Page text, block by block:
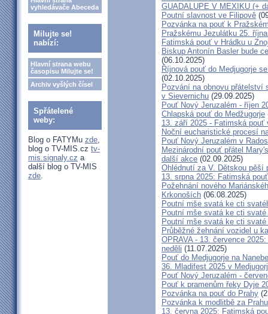
vyhledávače Abeceda
Milujte se!
nabízí:
Hlavní strana webu
časopisu Milujte se!
Archiv vyšlých čísel
Spřátelené
weby:
Blog o FATYMu zde,
blog o TV-MIS.cz tv-
mis.signaly.cz a
další blog o TV-MIS
zde.
GUADALUPE V MEXIKU (+
Poutní slavnost ve Filipově
Pozvánka na pouť k
Pražskému Jezulátku 25.
Fatimská pouť v Hrádku u
Biskup Antonín Basler bude
(06.10.2025)
Říjnová pouť do Medjugorje
(02.10.2025)
Pozvání na obnovu přátelství
v Sievernichu (29.09.2025)
Pouť Nový Jeruzalém - říjen
Chlapská pouť do Medžugorje
13. září 2025 - Fatimská pouť
Noční eucharistické procesí
Pouť Nový Jeruzalém v
Mezinárodní pouť přátel
další akce (02.09.2025)
Ohlédnutí za V. Dětskou pěší
13. srpna 2025: Fatimská
Požehnání nového
Krkonoších (06.08.2025)
Poutní mše svatá ke cti
Poutní mše svatá ke cti
Poutní mše svatá ke cti
Průběžné žehnání vozidel u
OPRAVA - 13. července
neděli (11.07.2025)
Pouť do Medjugorje na
36. Mladifest 2025 v
Pouť Nový Jeruzalém -
Pouť k pramenům řeky Dyje
Pozvánka na pouť do Prahy
Pozvánka k modlitbě za
13. června 2025: Fatimská